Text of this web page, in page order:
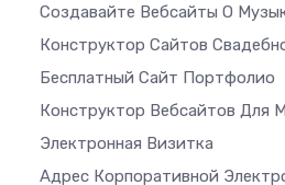
Создавайте Вебсайты О
Конструктор Сайтов
Бесплатный Сайт Портфолио
Конструктор Вебсайтов Для
Электронная Визитка
Адрес Корпоративной